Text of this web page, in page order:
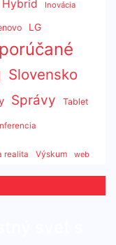
Hybrid Inovácia
LG
Slovensko
Správy Tablet
realita Výskum web